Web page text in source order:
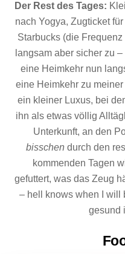
Der Rest des Tages:
nach Yogya, Zugticket
Starbucks (die
langsam aber sicher zu
eine Heimkehr nun
eine Heimkehr zu
ein kleiner Luxus, bei
ihn als etwas völlig
Unterkunft, an den
bisschen durch den
kommenden Tagen
gefuttert, was das Zeug
– hell knows when I will
gesund